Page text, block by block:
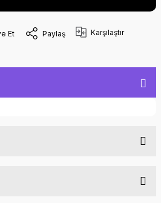
Et Paylaş Karşılaştır